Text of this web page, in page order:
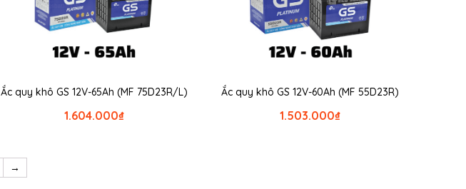
Ắc quy khô GS 12V-65Ah (MF 75D23R/L)
₫
1.604.000
Ắc quy khô GS 12V-60Ah (MF 55D23R)
₫
1.503.000
→